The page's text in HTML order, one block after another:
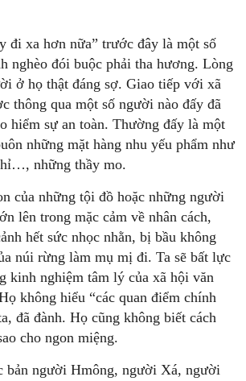
đi xa hơn nữa” trước đây là một số
nghèo đói buộc phải tha hương. Lòng
ở họ thật đáng sợ. Giao tiếp với xã
thông qua một số người nào đấy đã
hiểm sự an toàn. Thường đấy là một
những mặt hàng nhu yếu phẩm như
những thầy mo.
của những tội đồ hoặc những người
lên trong mặc cảm về nhân cách,
hết sức nhọc nhằn, bị bầu không
núi rừng làm mụ mị đi. Ta sẽ bất lực
kinh nghiệm tâm lý của xã hội văn
không hiểu “các quan điểm chính
đã đành. Họ cũng không biết cách
cho ngon miệng.
bản người Hmông, người Xá, người